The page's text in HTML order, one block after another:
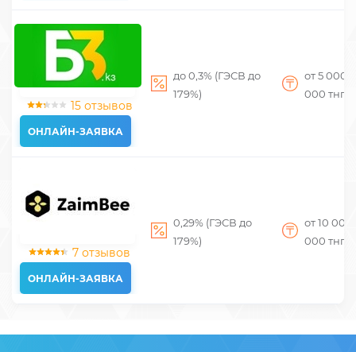
15 отзывов
ОНЛАЙН-ЗАЯВКА
до 0,3% (ГЭСВ до
179%)
от 5 000
000 тнг
7 отзывов
ОНЛАЙН-ЗАЯВКА
0,29% (ГЭСВ до
179%)
от 10 000
000 тнг